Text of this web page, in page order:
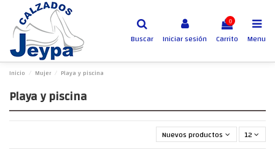
Buscar Iniciar sesión
0
Carrito Menu
Inicio Mujer Playa y piscina
Playa y piscina
Nuevos productos primero12